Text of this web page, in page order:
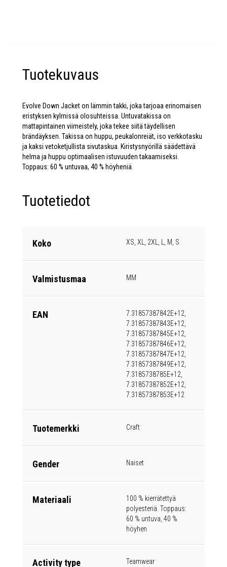
Tuotekuvaus
Evolve Down Jacket on lämmin takki, joka tarjoaa erinomaisen
eristyksen kylmissä olosuhteissa. Untuvatakissa on
mattapintainen viimeistely, joka tekee siitä täydellisen
brändäyksen. Takissa on huppu, peukalonreiät, iso verkkotasku
ja kaksi vetoketjullista sivutaskua. Kiristysnyörillä säädettävä
helma ja huppu optimaalisen istuvuuden takaamiseksi.
Toppaus: 60 % untuvaa, 40 % höyheniä.
Tuotetiedot
Koko XS, XL, 2XL, L, M, S
Valmistusmaa MM
EAN
7.31857387842E+12,
7.31857387843E+12,
7.31857387845E+12,
7.31857387846E+12,
7.31857387847E+12,
7.31857387849E+12,
7.3185738785E+12,
7.31857387852E+12,
7.31857387853E+12
Tuotemerkki Craft
Gender Naiset
Materiaali
100 % kierrätettyä
polyesteriä. Toppaus:
60 % untuva, 40 %
höyhen
Activity type Teamwear